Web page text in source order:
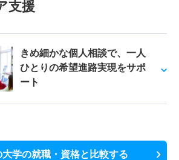
支援
きめ細かな個人相談で、一人
ひとりの希望進路実現をサポ
ート
大学の就職・資格と比較する